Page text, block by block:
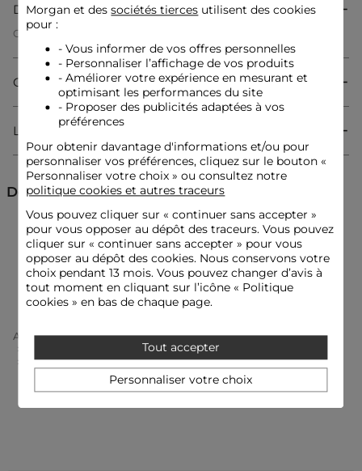
Description
Ce t-shirt à la coupe droite et régulière s'adapte
harmonieusement à toutes les morphologies. Son imprimé
moderne insuffle une note tendance, idéale pour un style
casual chic revisité avec élégance. La broderie délicate
rehausse l'ensemble d'une touche féminine et sophistiquée
qui fait toute la différence dans votre dressing quotidien.
T-shirt
Coupe droite
Col rond
Manches courtes
Imprimé
Idées look
Le t-shirt imprimé s'accorde avec un jean large et des
sandales ajourées pour une allure décontractée mais soignée.
Ce t-shirt brodé se porte avec une jupe fluide et un sac
structuré, créant un équilibre entre légèreté et sophistication.
Conseil entretien
Composition & Entretien
Livraison & Retour
Découvrez aussi
T-shirts manches courtes Tops et T-shirts
T-shirts imprimés
Accueil Vêtements Femme
Tops Et T-Shirts Femme
T-Shirts Manches Courtes Femme
T-Shirt Imprimé Col Rond Blanc Femme
Morgan et dessociétés tierces utilisent des cookies
pour :
- Vous informer de vos offres personnelles
- Personnaliser l’affichage de vos produits
- Améliorer votre expérience en mesurant et
optimisant les performances du site
- Proposer des publicités adaptées à vos
préférences
Pour obtenir davantage d'informations et/ou pour
personnaliser vos préférences, cliquez sur le bouton «
Personnaliser votre choix » ou consultez notre
politique cookies et autres traceurs
Vous pouvez cliquer sur « continuer sans accepter»
pour vous opposer au dépôt des traceurs. Vous pouvez
cliquer sur « continuer sans accepter » pour vous
opposer au dépôt des cookies. Nous conservons votre
choix pendant 13 mois. Vous pouvez changer d’avis à
tout moment en cliquant sur l’icône « Politique
cookies » en bas de chaque page.
Tout accepter
Personnaliser votre choix